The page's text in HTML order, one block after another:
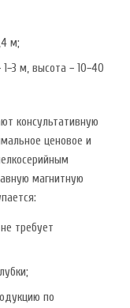
м;
м, высота − 10−40
консультативную
ценовое и
магнитную
требует
по